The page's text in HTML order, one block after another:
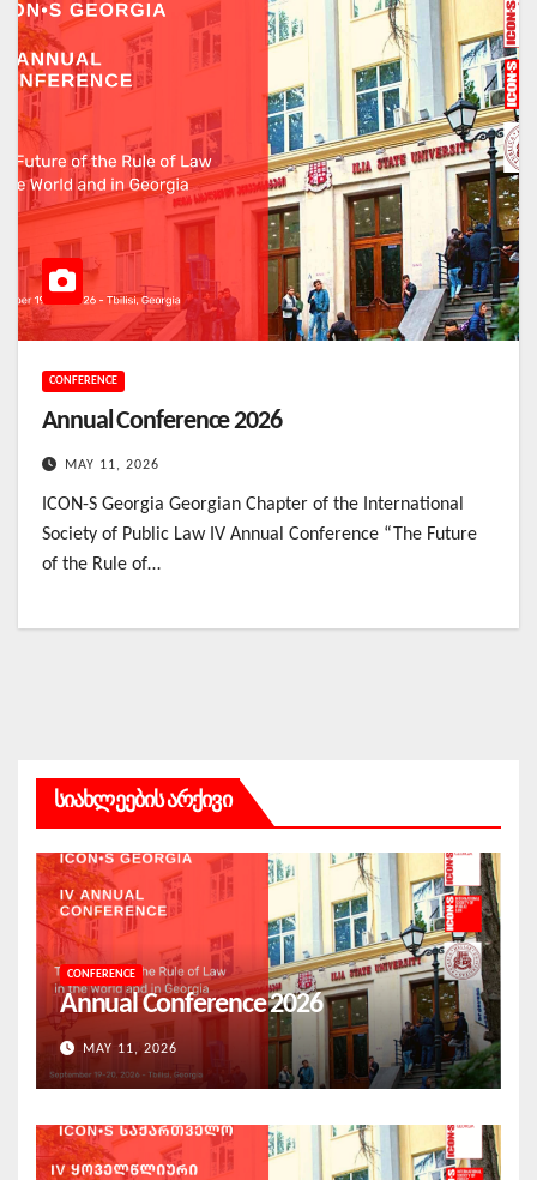
CONFERENCE
Annual Conference 2026
MAY 11, 2026
ICON-S Georgia Georgian Chapter of the International
Society of Public Law IV Annual Conference “The Future
of the Rule of…
სიახლეების არქივი
CONFERENCE
Annual Conference 2026
MAY 11, 2026